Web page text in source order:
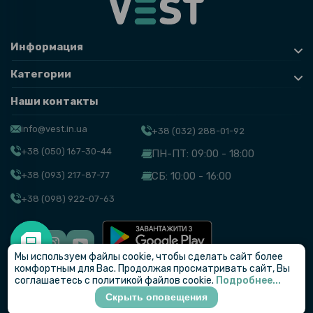
Информация
Категории
Наши контакты
info@vest.in.ua
+38 (050) 167-30-44
+38 (093) 217-87-77
+38 (098) 922-07-63
+38 (032) 288-01-92
ПН-ПТ: 09:00 - 18:00
СБ: 10:00 - 16:00
© VEST
Мы используем файлы cookie, чтобы сделать сайт более
комфортным для Вас. Продолжая просматривать сайт, Вы
соглашаетесь с политикой файлов cookie. Подробнее...
Скрыть оповещения